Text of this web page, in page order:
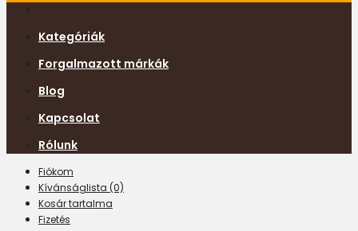
Kategóriák
Forgalmazott márkák
Blog
Kapcsolat
Rólunk
Fiókom
Kívánságlista (0)
Kosár tartalma
Fizetés